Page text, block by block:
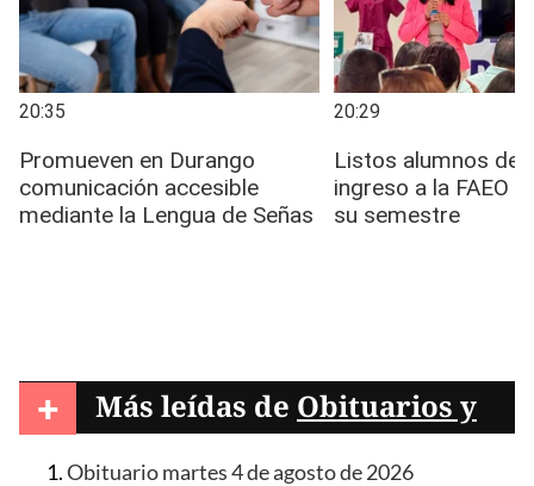
+ Más leídas de Obituarios y
condolencias
Obituario martes 4 de agosto de 2026